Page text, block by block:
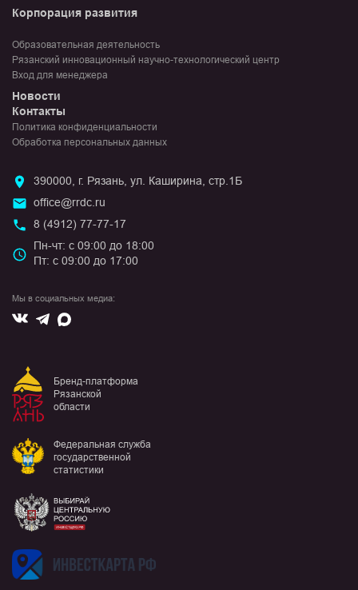
Корпорация развития
Образовательная деятельность
Рязанский инновационный научно-технологический центр
Вход для менеджера
Новости
Контакты
Политика конфиденциальности
Обработка персональных данных
390000, г. Рязань, ул. Каширина, стр.1Б
office@rrdc.ru
8 (4912) 77-77-17
Пн-чт: с 09:00 до 18:00
Пт: с 09:00 до 17:00
Мы в социальных медиа:
Вконтакте
Telegram
Max
Бренд-платформа
Рязанской
области
Федеральная служба
государственной
статистики